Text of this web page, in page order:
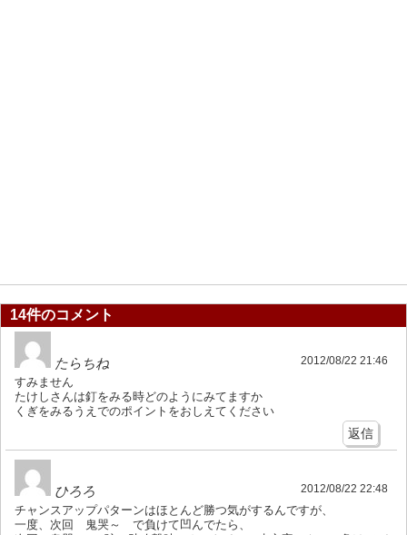
14件のコメント
たらちね 2012/08/22 21:46
すみません
たけしさんは釘をみる時どのようにみてますか
くぎをみるうえでのポイントをおしえてください
返信
ひろろ 2012/08/22 22:48
チャンスアップパターンはほとんど勝つ気がするんですが、
一度、次回 鬼哭～ で負けて凹んでたら、